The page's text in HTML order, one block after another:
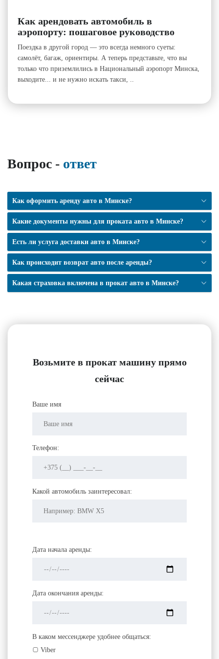
Как арендовать автомобиль в
аэропорту: пошаговое руководство
Поездка в другой город — это всегда немного суеты:
самолёт, багаж, ориентиры. А теперь представьте, что вы
только что приземлились в Национальный аэропорт Минска,
выходите... и не нужно искать такси, ..
Вопрос - ответ
Как оформить аренду авто в Минске?
Какие документы нужны для проката авто в Минске?
Есть ли услуга доставки авто в Минске?
Как происходит возврат авто после аренды?
Какая страховка включена в прокат авто в Минске?
Возьмите в прокат машину прямо
сейчас
Ваше имя
Телефон:
Какой автомобиль заинтересовал:
Дата начала аренды:
Дата окончания аренды:
В каком мессенджере удобнее общаться:
Viber